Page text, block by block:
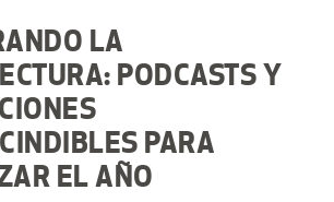
LA
PODCASTS Y
PARA
EL AÑO